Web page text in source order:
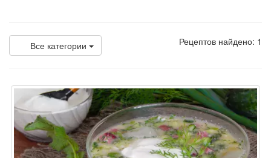
Все категории Рецептов найдено: 1